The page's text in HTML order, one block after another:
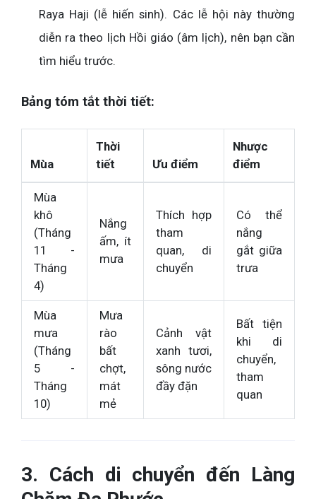
Raya Haji (lễ hiến sinh). Các lễ hội này thường
diễn ra theo lịch Hồi giáo (âm lịch), nên bạn cần
tìm hiểu trước.
Bảng tóm tắt thời tiết:
Mùa
Thời
tiết
Ưu điểm
Nhược
điểm
Mùa
khô
(Tháng
11 -
Tháng
4)
Nắng
ấm, ít
mưa
Thích hợp
tham
quan, di
chuyển
Có thể
nắng
gắt giữa
trưa
Mùa
mưa
(Tháng
5 -
Tháng
10)
Mưa
rào
bất
chợt,
mát
mẻ
Cảnh vật
xanh tươi,
sông nước
đầy đặn
Bất tiện
khi di
chuyển,
tham
quan
3. Cách di chuyển đến Làng